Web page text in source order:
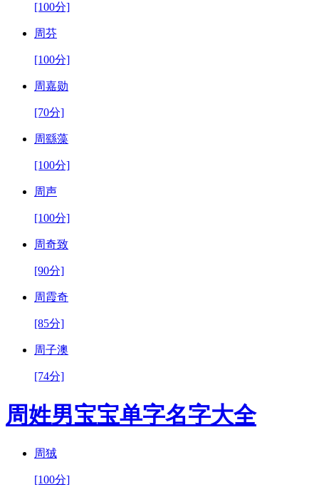
[100分]
周芬
[100分]
周嘉勋
[70分]
周繇藻
[100分]
周声
[100分]
周奇致
[90分]
周霞奇
[85分]
周子澳
[74分]
周姓男宝宝单字名字大全
周狨
[100分]